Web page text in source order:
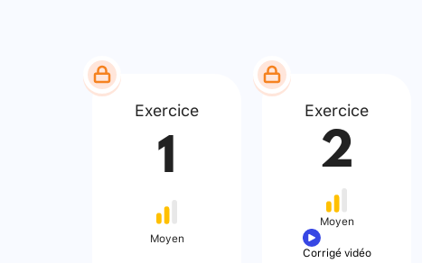
Exercice
1
Moyen
Exercice
2
Moyen
Corrigé vidéo